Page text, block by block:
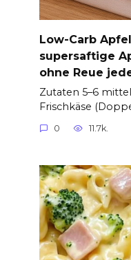
Low-Carb
supersaftige
ohne Reue
Zutaten 5–6
Frischkäse
0 11.7k.